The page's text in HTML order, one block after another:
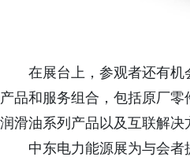
在展台上，参观者还有
产品和服务组合，包括原厂
润滑油系列产品以及互联解决
中东电力能源展为与会